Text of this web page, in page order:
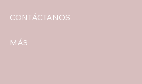
CONTÁCTANOS
MÁS